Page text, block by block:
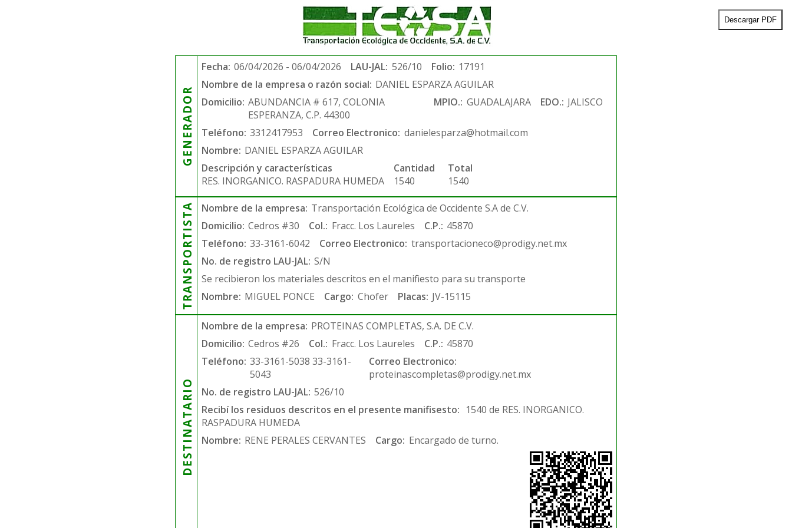
Descargar PDF
GENERADOR
Fecha: 06/04/2026 - 06/04/2026 LAU-JAL: 526/10 Folio: 17191
Nombre de la empresa o razón social: DANIEL ESPARZA AGUILAR
Domicilio: ABUNDANCIA # 617, COLONIA
ESPERANZA, C.P. 44300
MPIO.: GUADALAJARA EDO.: JALISCO
Teléfono: 3312417953 Correo Electronico: danielesparza@hotmail.com
Nombre: DANIEL ESPARZA AGUILAR
Descripción y características
RES. INORGANICO. RASPADURA HUMEDA
Cantidad
1540
Total
1540
TRANSPORTISTA Nombre de la empresa: Transportación Ecológica de Occidente S.A de C.V.
Domicilio: Cedros #30 Col.: Fracc. Los Laureles C.P.: 45870
Teléfono: 33-3161-6042 Correo Electronico: transportacioneco@prodigy.net.mx
No. de registro LAU-JAL: S/N
Se recibieron los materiales descritos en el manifiesto para su transporte
Nombre: MIGUEL PONCE Cargo: Chofer Placas: JV-15115
DESTINATARIO
Nombre de la empresa: PROTEINAS COMPLETAS, S.A. DE C.V.
Domicilio: Cedros #26 Col.: Fracc. Los Laureles C.P.: 45870
Teléfono: 33-3161-5038 33-3161-
5043
Correo Electronico:
proteinascompletas@prodigy.net.mx
No. de registro LAU-JAL: 526/10
Recibí los residuos descritos en el presente manifisesto: 1540 de RES. INORGANICO.
RASPADURA HUMEDA
Nombre: RENE PERALES CERVANTES Cargo: Encargado de turno.